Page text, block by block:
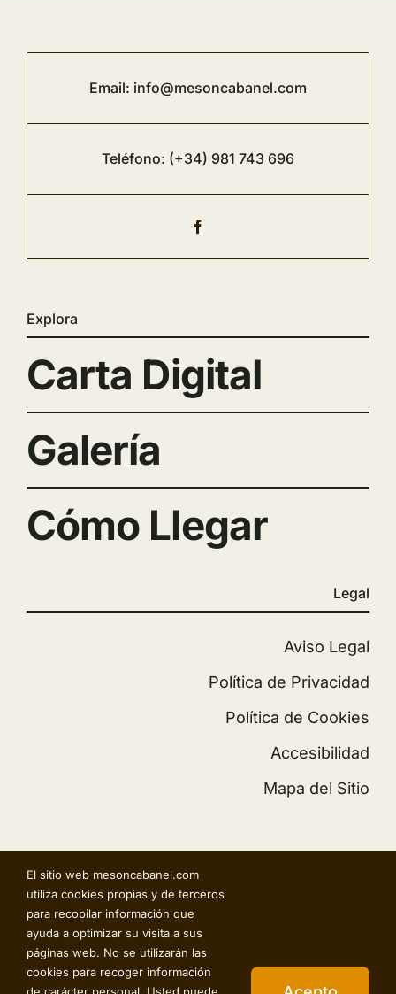
Email: info@mesoncabanel.com
Teléfono: (+34) 981 743 696
Explora
Carta Digital
Galería
Cómo Llegar
Legal
Aviso Legal
Política de Privacidad
Política de Cookies
Accesibilidad
Mapa del Sitio
© 2026 • Restaurante Cabanel • Desarrollo:
Infortendas.com
El sitio web mesoncabanel.com
utiliza cookies propias y de terceros
para recopilar información que
ayuda a optimizar su visita a sus
páginas web. No se utilizarán las
cookies para recoger información